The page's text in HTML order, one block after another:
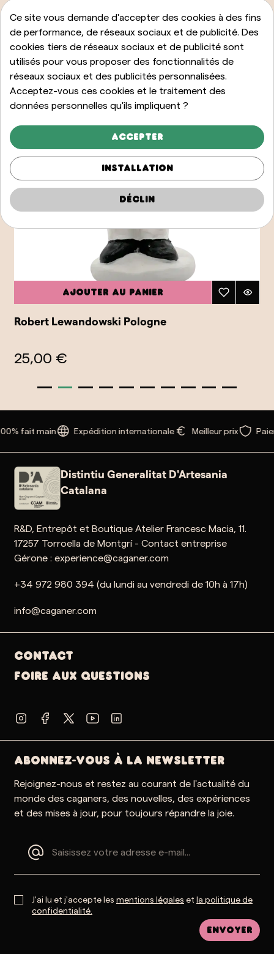
Ajouter au panier
Robert Lewandowski Pologne
25,00 €
fait main Expédition internationale Meilleur prix
Distintiu Generalitat D'Artesania
Catalana
R&D, Entrepôt et Boutique Atelier Francesc Macia, 11.
17257 Torroella de Montgrí - Contact entreprise
Gérone : experience@caganer.com
+34 972 980 394 (du lundi au vendredi de 10h à 17h)
info@caganer.com
Contact
Foire aux questions
ABONNEZ-VOUS À LA NEWSLETTER
Rejoignez-nous et restez au courant de l'actualité du
monde des caganers, des nouvelles, des expériences
et des mises à jour, pour toujours répandre la joie.
J'ai lu et j'accepte les mentions légales et la politique de
confidentialité.
Envoyer
Ce site vous demande d'accepter des cookies à des fins
de performance, de réseaux sociaux et de publicité. Des
cookies tiers de réseaux sociaux et de publicité sont
utilisés pour vous proposer des fonctionnalités de
réseaux sociaux et des publicités personnalisées.
Acceptez-vous ces cookies et le traitement des
données personnelles qu'ils impliquent ?
Accepter
Installation
Déclin